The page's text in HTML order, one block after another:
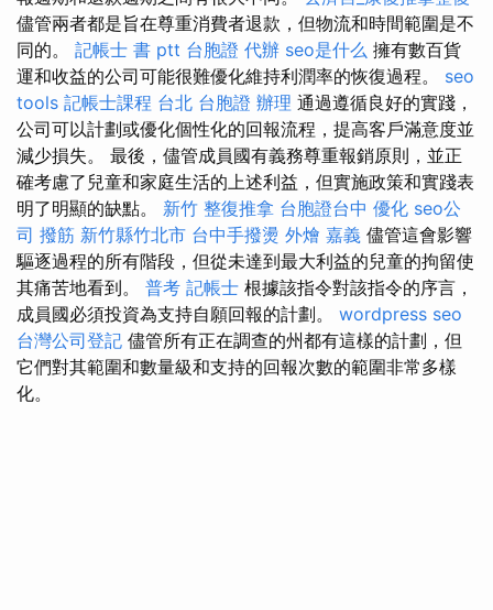
儘管兩者都是旨在尊重消費者退款，但物流和時間範圍是不
同的。 記帳士 書 ptt 台胞證 代辦 seo是什么 擁有數百貨
運和收益的公司可能很難優化維持利潤率的恢復過程。 seo
tools 記帳士課程 台北 台胞證 辦理 通過遵循良好的實踐，
公司可以計劃或優化個性化的回報流程，提高客戶滿意度並
減少損失。 最後，儘管成員國有義務尊重報銷原則，並正
確考慮了兒童和家庭生活的上述利益，但實施政策和實踐表
明了明顯的缺點。 新竹 整復推拿 台胞證台中 優化 seo公
司 撥筋 新竹縣竹北市 台中手撥燙 外燴 嘉義 儘管這會影響
驅逐過程的所有階段，但從未達到最大利益的兒童的拘留使
其痛苦地看到。 普考 記帳士 根據該指令對該指令的序言，
成員國必須投資為支持自願回報的計劃。 wordpress seo
台灣公司登記 儘管所有正在調查的州都有這樣的計劃，但
它們對其範圍和數量級和支持的回報次數的範圍非常多樣
化。